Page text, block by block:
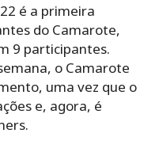
é a primeira
do Camarote,
9 participantes.
o Camarote
uma vez que o
e, agora, é